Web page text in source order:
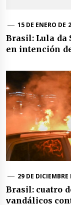
15 DE ENERO DE
Brasil: Lula da
en intención
29 DE DICIEMBRE
Brasil: cuatro
vandálicos